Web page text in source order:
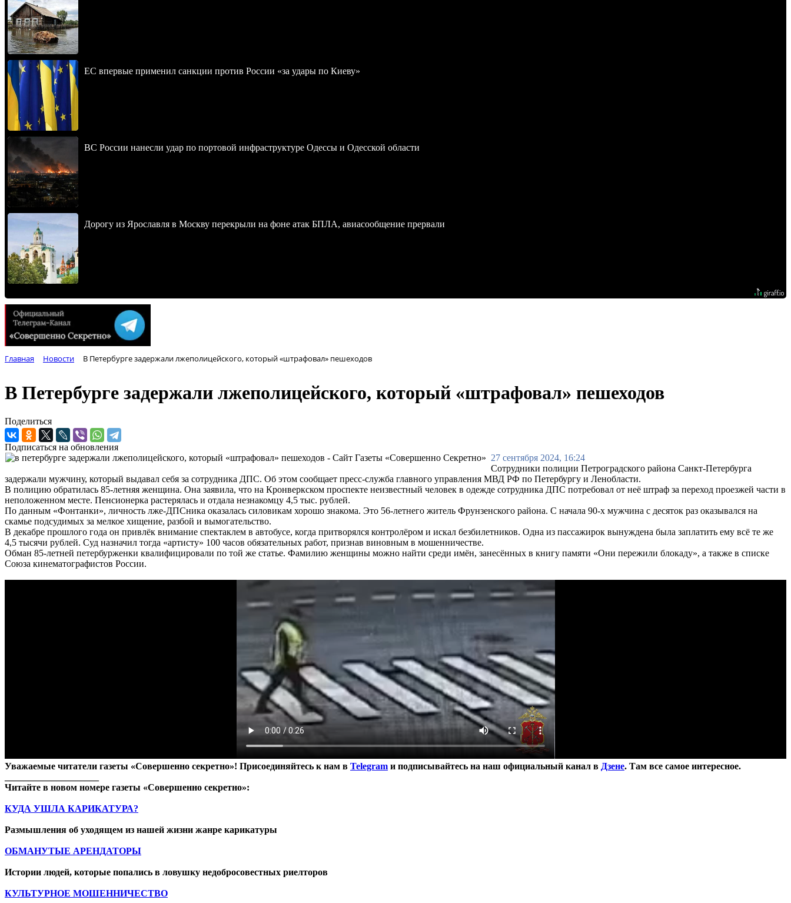
ЕС впервые применил санкции против России «за удары по Киеву»
ВС России нанесли удар по портовой инфраструктуре Одессы и Одесской области
Дорогу из Ярославля в Москву перекрыли на фоне атак БПЛА, авиасообщение прервали
Главная Новости В Петербурге задержали лжеполицейского, который «штрафовал» пешеходов
В Петербурге задержали лжеполицейского, который «штрафовал» пешеходов
Поделиться
Подписаться на обновления
27 сентября 2024, 16:24
Сотрудники полиции Петроградского района Санкт-Петербурга
задержали мужчину, который выдавал себя за сотрудника ДПС. Об этом сообщает пресс-служба главного управления МВД РФ по Петербургу и Ленобласти.
В полицию обратилась 85-летняя женщина. Она заявила, что на Кронверкском проспекте неизвестный человек в одежде сотрудника ДПС потребовал от неё штраф за переход проезжей части в
неположенном месте. Пенсионерка растерялась и отдала незнакомцу 4,5 тыс. рублей.
По данным «Фонтанки», личность лже-ДПСника оказалась силовикам хорошо знакома. Это 56-летнего житель Фрунзенского района. С начала 90-х мужчина с десяток раз оказывался на
скамье подсудимых за мелкое хищение, разбой и вымогательство.
В декабре прошлого года он привлёк внимание спектаклем в автобусе, когда притворялся контролёром и искал безбилетников. Одна из пассажирок вынуждена была заплатить ему всё те же
4,5 тысячи рублей. Суд назначил тогда «артисту» 100 часов обязательных работ, признав виновным в мошенничестве.
Обман 85-летней петербурженки квалифицировали по той же статье. Фамилию женщины можно найти среди имён, занесённых в книгу памяти «Они пережили блокаду», а также в списке
Союза кинематографистов России.
Уважаемые читатели газеты «Совершенно секретно»! Присоединяйтесь к нам в Telegram и подписывайтесь на наш официальный канал в Дзене. Там все самое интересное.
Читайте в новом номере газеты «Совершенно секретно»:
КУДА УШЛА КАРИКАТУРА?
Размышления об уходящем из нашей жизни жанре карикатуры
ОБМАНУТЫЕ АРЕНДАТОРЫ
Истории людей, которые попались в ловушку недобросовестных риелторов
КУЛЬТУРНОЕ МОШЕННИЧЕСТВО